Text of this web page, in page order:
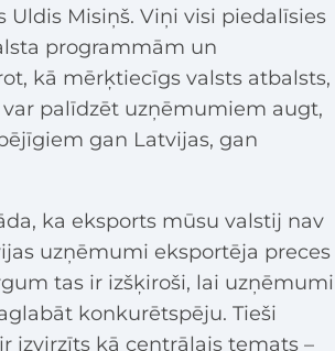
Uldis Misiņš. Viņi visi piedalīsies
programmām un
kā mērķtiecīgs valsts atbalsts,
palīdzēt uzņēmumiem augt,
gan Latvijas, gan
ka eksports mūsu valstij nav
uzņēmumi eksportēja preces
tas ir izšķiroši, lai uzņēmumi
konkurētspēju. Tieši
izvirzīts kā centrālais temats –